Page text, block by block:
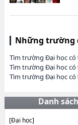
Những trường
Tìm trường Đại học
Tìm trường Đại học
Tìm trường Đại học
Danh
[Đại học]